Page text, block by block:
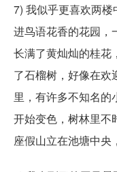
7) 我似乎更喜欢两
进鸟语花香的花园，
长满了黄灿灿的桂花
了石榴树，好像在欢
里，有许多不知名的
开始变色，树林里不
座假山立在池塘中央